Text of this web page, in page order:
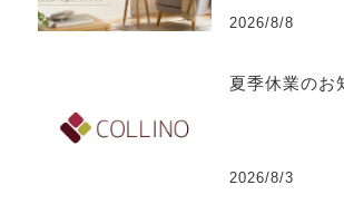
2026/8/8
夏季休業のお
2026/8/3